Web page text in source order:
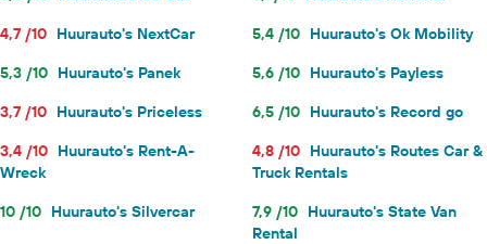
4,7 /10 Huurauto's NextCar 5,4 /10 Huurauto's Ok Mobility
5,3 /10 Huurauto's Panek 5,6 /10 Huurauto's Payless
3,7 /10 Huurauto's Priceless 6,5 /10 Huurauto's Record go
3,4 /10 Huurauto's Rent-A-
Wreck
4,8 /10 Huurauto's Routes Car &
Truck Rentals
10 /10 Huurauto's Silvercar 7,9 /10 Huurauto's State Van
Rental